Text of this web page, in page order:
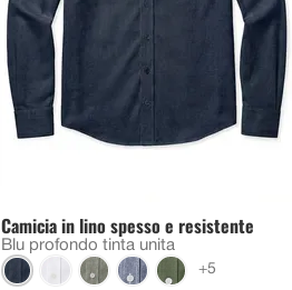
Camicia in lino spesso e resistente
Blu profondo tinta unita
+5